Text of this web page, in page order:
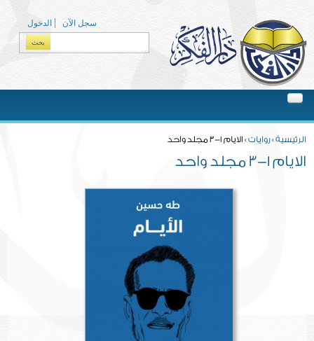
الدخول
سجل الآن
الرئيسية»روايات» الايام 1-3 مجلد واحد
الايام 1-3 مجلد واحد